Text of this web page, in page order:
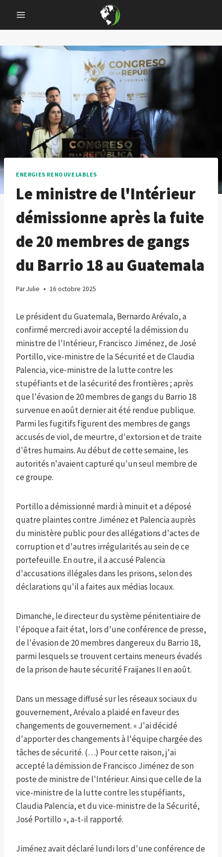
content
ENERGIES RENOUVELABLES
Le ministre de l'Intérieur
démissionne après la fuite
de 20 membres de gangs
du Barrio 18 au Guatemala
ParJulie 16 octobre 2025
Le président du Guatemala, Bernardo Arévalo, a
confirmé mercredi avoir accepté la démission du
ministre de l'Intérieur, Francisco Jiménez, de José
Portillo, vice-ministre de la Sécurité et de Claudia
Palencia, vice-ministre de la lutte contre les
stupéfiants et de la sécurité des frontières ; après
que l'évasion de 20 membres de gangs du Barrio 18
survenue en août dernier ait été rendue publique.
Parmi les fugitifs figurent des membres de gangs
accusés de viol, de meurtre, d'extorsion et de traite
d'êtres humains. Au début de cette semaine, les
autorités n'avaient capturé qu'un seul membre de
ce groupe.
Portillo a démissionné mardi à minuit et a déposé
quatre plaintes contre Jiménez et Palencia auprès
du ministère public pour des allégations d'actes de
corruption et d'autres irrégularités au sein de ce
portefeuille. En outre, il a accusé Palencia
d'accusations illégales dans les prisons, selon des
déclarations qu'il a faites aux médias locaux.
Dimanche, le directeur du système pénitentiaire de
l'époque a fait état, lors d'une conférence de presse,
de l'évasion de 20 membres dangereux du Barrio 18,
parmi lesquels se trouvent certains meneurs évadés
de la prison de haute sécurité Fraijanes II en août.
Dans un message diffusé sur les réseaux sociaux du
gouvernement, Arévalo a plaidé en faveur des
changements de gouvernement. « J'ai décidé
d'apporter des changements à l'équipe chargée des
tâches de sécurité. (…) Pour cette raison, j'ai
accepté la démission de Francisco Jiménez de son
poste de ministre de l'Intérieur. Ainsi que celle de la
vice-ministre de la lutte contre les stupéfiants,
Claudia Palencia, et du vice-ministre de la Sécurité,
José Portillo », a-t-il rapporté.
Jiménez avait déclaré lundi lors d'une conférence de